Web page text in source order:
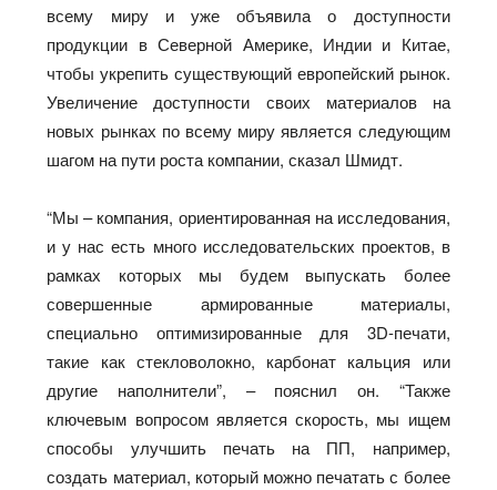
всему миру и уже объявила о доступности
продукции в Северной Америке, Индии и Китае,
чтобы укрепить существующий европейский рынок.
Увеличение доступности своих материалов на
новых рынках по всему миру является следующим
шагом на пути роста компании, сказал Шмидт.
“Мы – компания, ориентированная на исследования,
и у нас есть много исследовательских проектов, в
рамках которых мы будем выпускать более
совершенные армированные материалы,
специально оптимизированные для 3D-печати,
такие как стекловолокно, карбонат кальция или
другие наполнители”, – пояснил он. “Также
ключевым вопросом является скорость, мы ищем
способы улучшить печать на ПП, например,
создать материал, который можно печатать с более